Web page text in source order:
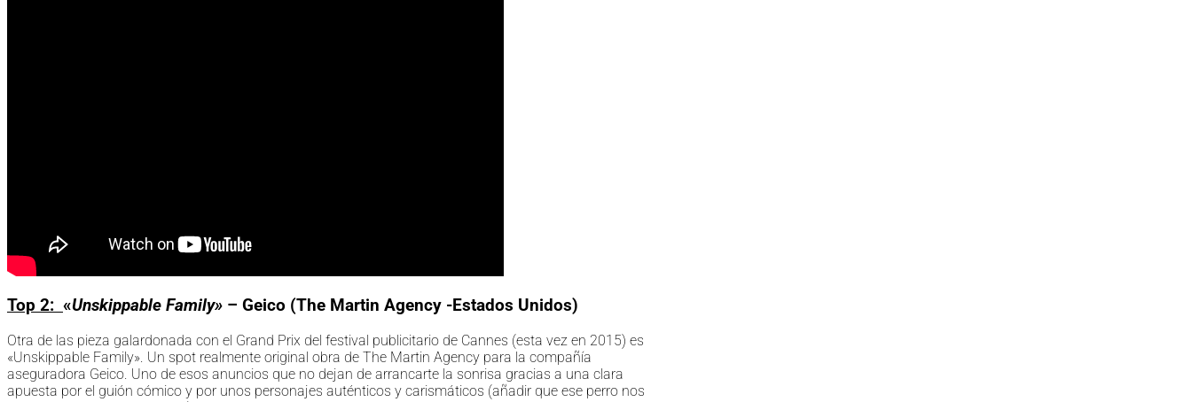
Top 2: «Unskippable Family» – Geico (The Martin Agency -Estados Unidos)
Otra de las pieza galardonada con el Grand Prix del festival publicitario de Cannes (esta vez en 2015) es
«Unskippable Family». Un spot realmente original obra de The Martin Agency para la compañía
aseguradora Geico. Uno de esos anuncios que no dejan de arrancarte la sonrisa gracias a una clara
apuesta por el guión cómico y por unos personajes auténticos y carismáticos (añadir que ese perro nos